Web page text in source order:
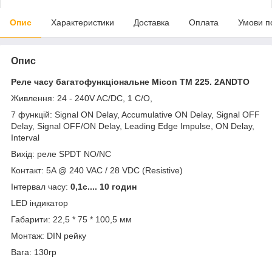
Опис Характеристики Доставка Оплата Умови
Опис
Реле часу багатофункціональне Micon TM 225. 2ANDTO
Живлення: 24 - 240V AC/DC, 1 C/O,
7 функцій: Signal ON Delay, Accumulative ON Delay, Signal OFF
Delay, Signal OFF/ON Delay, Leading Edge Impulse, ON Delay,
Interval
Вихід: реле SPDT NO/NC
Контакт: 5A @ 240 VAC / 28 VDC (Resistive)
Інтервал часу: 0,1с.... 10 годин
LED індикатор
Габарити: 22,5 * 75 * 100,5 мм
Монтаж: DIN рейку
Вага: 130гр